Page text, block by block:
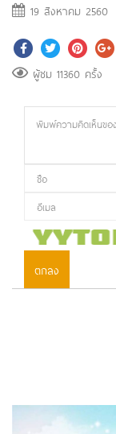
19 สิงหาคม 2560
ผู้ชม 11360 ครั้ง
ตกลง